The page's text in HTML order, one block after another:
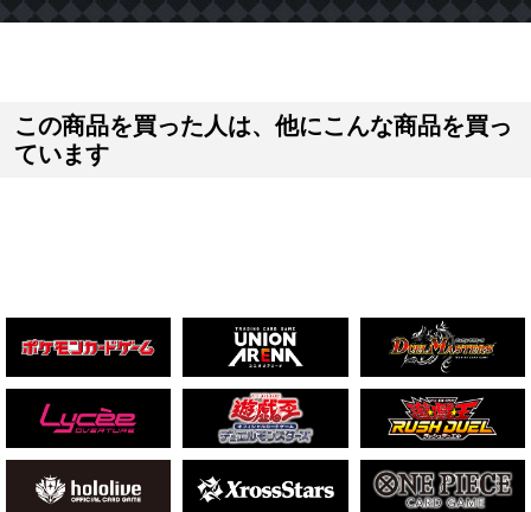
この商品を買った人は、他にこんな商品を買っ
ています